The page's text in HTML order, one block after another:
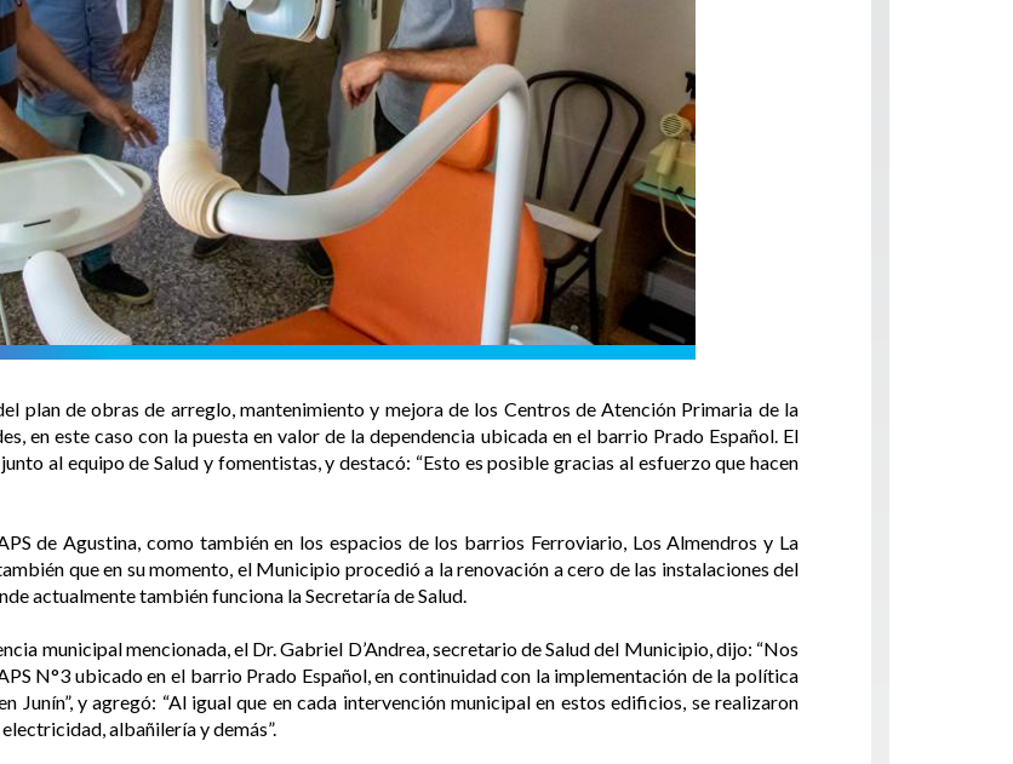
plan de obras de arreglo, mantenimiento y mejora de los Centros de Atención Primaria de la
en este caso con la puesta en valor de la dependencia ubicada en el barrio Prado Español. El
al equipo de Salud y fomentistas, y destacó: “Esto es posible gracias al esfuerzo que hacen
de Agustina, como también en los espacios de los barrios Ferroviario, Los Almendros y La
que en su momento, el Municipio procedió a la renovación a cero de las instalaciones del
actualmente también funciona la Secretaría de Salud.
municipal mencionada, el Dr. Gabriel D’Andrea, secretario de Salud del Municipio, dijo: “Nos
N°3 ubicado en el barrio Prado Español, en continuidad con la implementación de la política
Junín”, y agregó: “Al igual que en cada intervención municipal en estos edificios, se realizaron
albañilería y demás”.